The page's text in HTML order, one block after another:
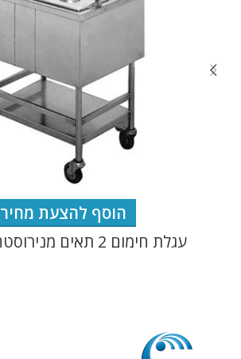
הוסף להצעת מחיר
עגלת חימום 2 תאים מנירוסטה – בן מרי